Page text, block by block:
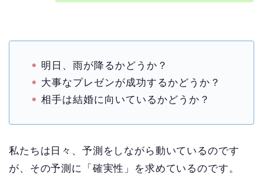
明日、雨が降るかどうか？
大事なプレゼンが成功するかどうか？
相手は結婚に向いているかどうか？
私たちは日々、予測をしながら動いているのです
が、その予測に「確実性」を求めているのです。